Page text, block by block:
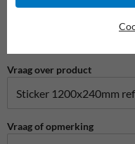
Vraag over product
Vraag of opmerking